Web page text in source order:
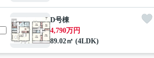
D号棟
4,790万円
89.02㎡ (4LDK)